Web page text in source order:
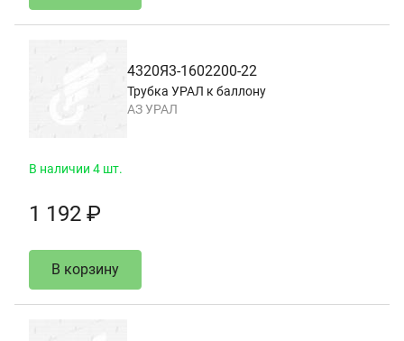
4320Я3-1602200-22
Трубка УРАЛ к баллону
АЗ УРАЛ
В наличии 4 шт.
1 192 ₽
В корзину